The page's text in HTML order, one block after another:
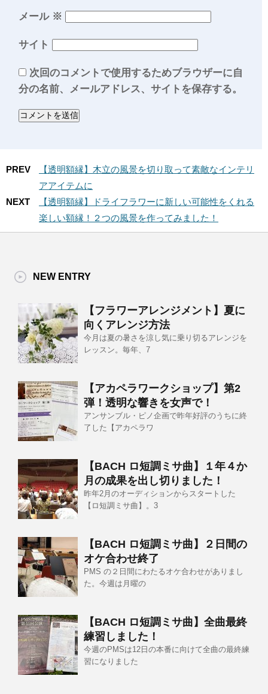
メール ※
サイト
次回のコメントで使用するためブラウザーに自
分の名前、メールアドレス、サイトを保存する。
PREV
【透明額縁】木立の風景を切り取って素敵なインテリ
アアイテムに
NEXT
【透明額縁】ドライフラワーに新しい可能性をくれる
楽しい額縁！２つの風景を作ってみました！
NEW ENTRY
【フラワーアレンジメント】夏に
向くアレンジ方法
今月は夏の暑さを涼し気に乗り切るアレンジを
レッスン。毎年、7
【アカペラワークショップ】第2
弾！透明な響きを女声で！
アンサンブル・ピノ企画で昨年好評のうちに終
了した【アカペラワ
【BACH ロ短調ミサ曲】１年４か
月の成果を出し切りました！
昨年2月のオーディションからスタートした
【ロ短調ミサ曲】。3
【BACH ロ短調ミサ曲】２日間の
オケ合わせ終了
PMS の２日間にわたるオケ合わせがありまし
た。今週は月曜の
【BACH ロ短調ミサ曲】全曲最終
練習しました！
今週のPMSは12日の本番に向けて全曲の最終練
習になりました